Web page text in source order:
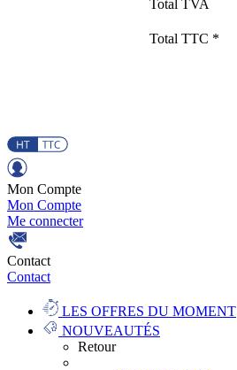
Total TVA
Total TTC *
Mon Compte
Mon Compte
Me connecter
Contact
Contact
LES OFFRES DU MOMENT
NOUVEAUTÉS
Retour